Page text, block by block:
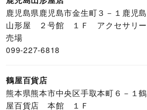
鹿児島県鹿児島市金生町３－１鹿児島
山形屋 ２号館 １Ｆ アクセサリー
売場
099-227-6818
鶴屋百貨店
熊本県熊本市中央区手取本町６－１鶴
屋百貨店 本館 １Ｆ